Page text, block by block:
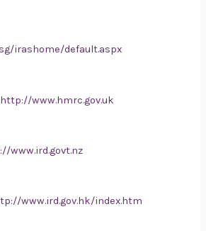
irashome/default.aspx
http://www.hmrc.gov.uk
www.ird.govt.nz
www.ird.gov.hk/index.htm